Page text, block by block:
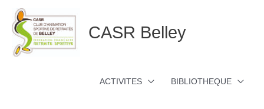
contenu
CASR Belley
ACTIVITES BIBLIOTHEQUE